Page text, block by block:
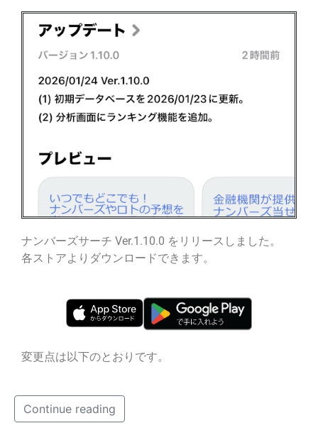
ナンバーズサーチ Ver.1.10.0 をリリースしました。
各ストアよりダウンロードできます。
変更点は以下のとおりです。
Continue reading